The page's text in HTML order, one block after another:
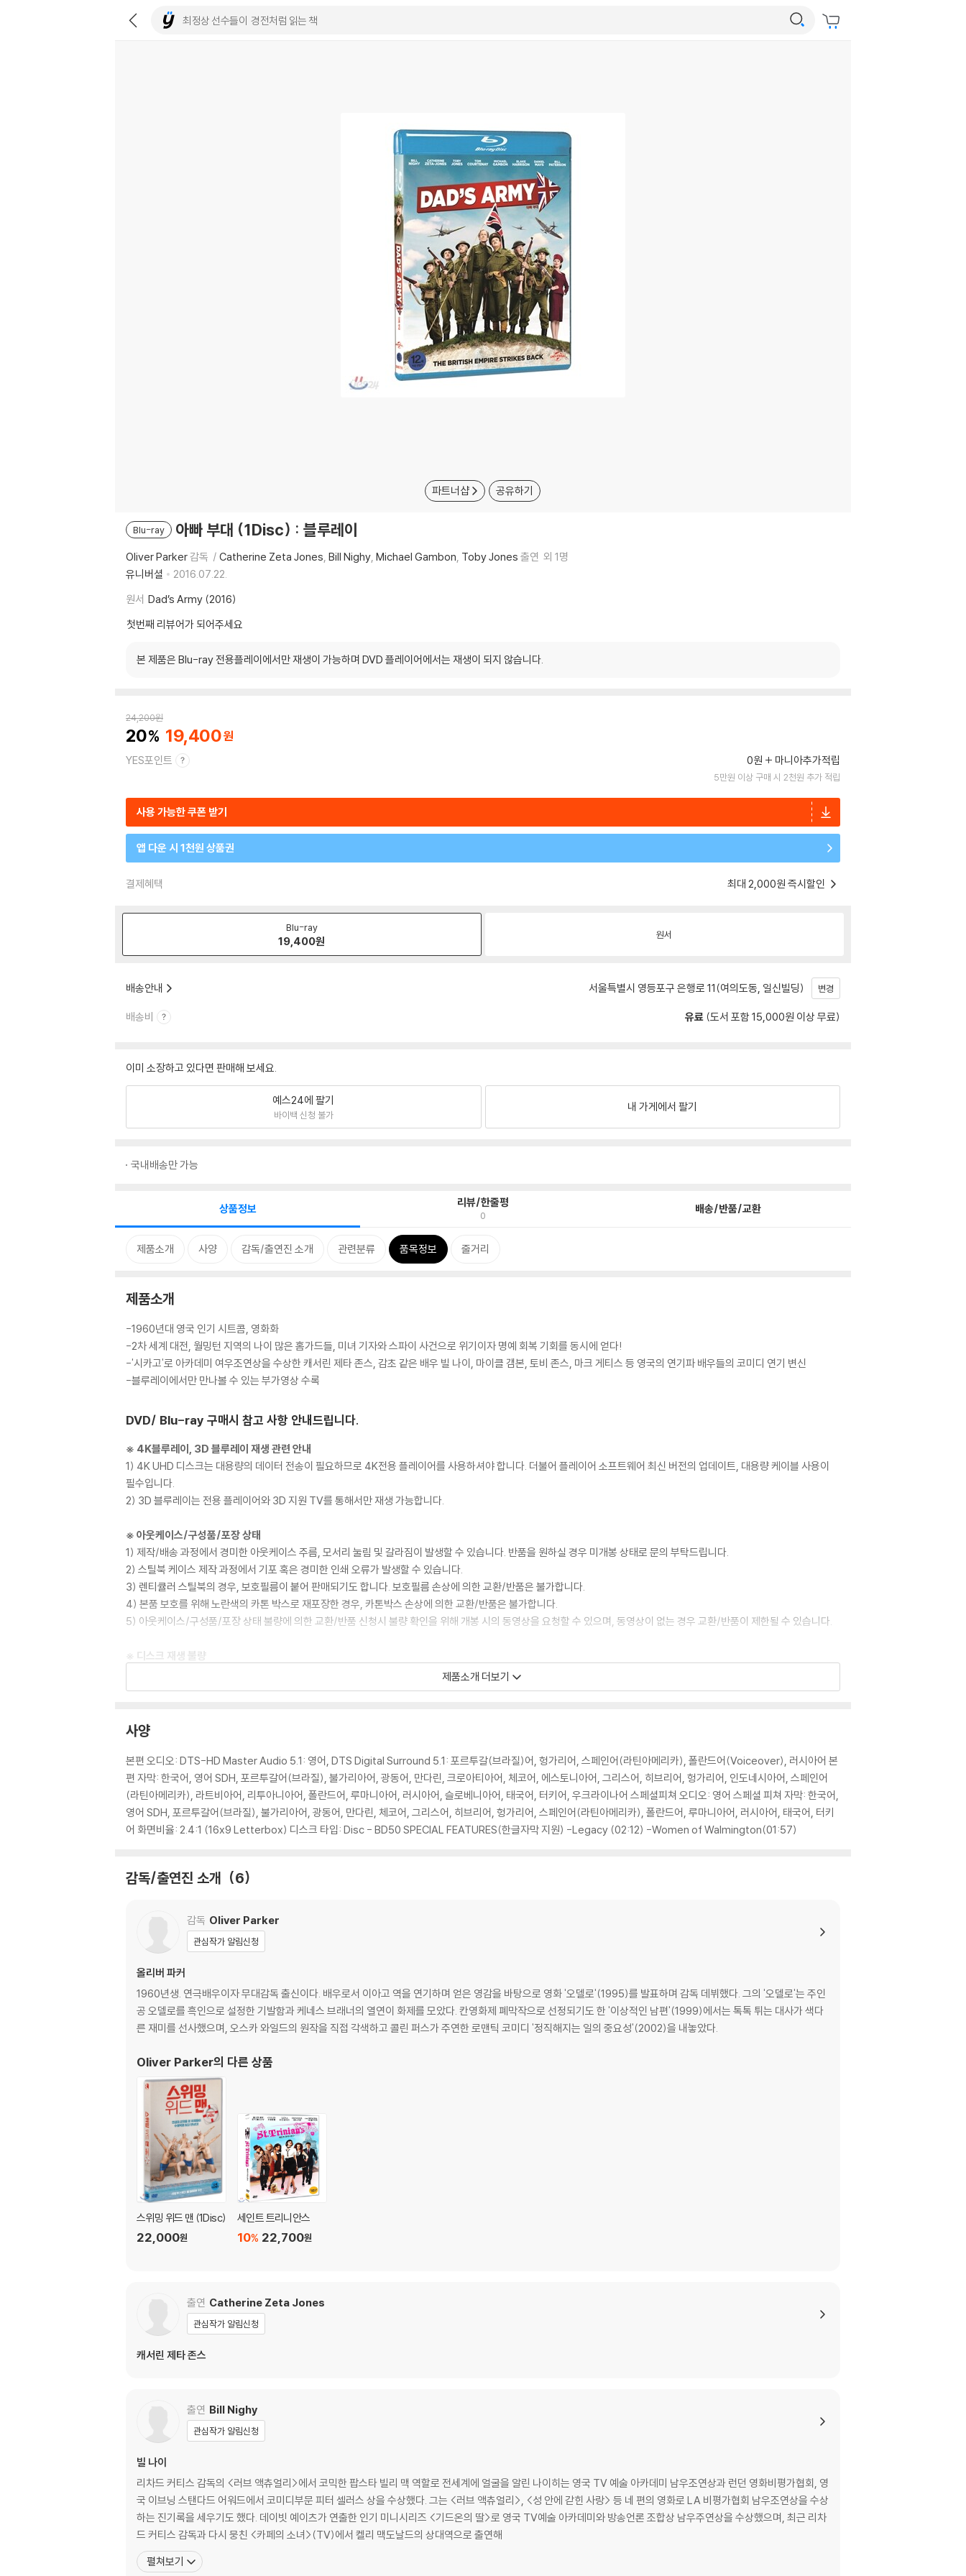
파트너샵 공유하기
Blu-ray 아빠 부대 (1Disc) : 블루레이
Oliver Parker감독 Catherine Zeta Jones Bill Nighy Michael Gambon Toby Jones 출연 외 1명
유니버셜
2016.07.22.
원서 Dad’s Army (2016)
첫번째 리뷰어가 되어주세요
본 제품은 Blu-ray 전용플레이에서만 재생이 가능하며 DVD 플레이어에서는 재생이 되지 않습니다.
24,200원
20 19,400
YES포인트 0원 마니아추가적립
5만원 이상 구매 시 2천원 추가 적립
사용 가능한 쿠폰 받기
앱 다운 시 1천원 상품권
결제혜택 최대 2,000원 즉시할인
Blu-ray
19,400원 원서
배송안내 서울특별시 영등포구 은행로 11(여의도동, 일신빌딩) 변경
배송비 유료 (도서 포함 15,000원 이상 무료)
이미 소장하고 있다면 판매해 보세요.
예스24에 팔기
바이백 신청 불가
내 가게에서 팔기
국내배송만 가능
상품정보 리뷰/한줄평
0 배송/반품/교환
제품소개 사양 감독/출연진 소개 관련분류 품목정보 줄거리
제품소개
-1960년대 영국 인기 시트콤, 영화화
-2차 세계 대전, 월밍턴 지역의 나이 많은 홈가드들, 미녀 기자와 스파이 사건으로 위기이자 명예 회복 기회를 동시에 얻다!
-'시카고'로 아카데미 여우조연상을 수상한 캐서린 제타 존스, 감초 같은 배우 빌 나이, 마이클 갬본, 토비 존스, 마크 게티스 등 영국의 연기파 배우들의 코미디 연기 변신
-블루레이에서만 만나볼 수 있는 부가영상 수록
DVD/ Blu-ray 구매시 참고 사항 안내드립니다.
※ 4K블루레이, 3D 블루레이 재생 관련 안내
1) 4K UHD 디스크는 대용량의 데이터 전송이 필요하므로 4K전용 플레이어를 사용하셔야 합니다. 더불어 플레이어 소프트웨어 최신 버전의 업데이트, 대용량 케이블 사용이
필수입니다.
2) 3D 블루레이는 전용 플레이어와 3D 지원 TV를 통해서만 재생 가능합니다.
※ 아웃케이스/구성품/포장 상태
1) 제작/배송 과정에서 경미한 아웃케이스 주름, 모서리 눌림 및 갈라짐이 발생할 수 있습니다. 반품을 원하실 경우 미개봉 상태로 문의 부탁드립니다.
2) 스틸북 케이스 제작 과정에서 기포 혹은 경미한 인쇄 오류가 발생할 수 있습니다.
3) 렌티큘러 스틸북의 경우, 보호필름이 붙어 판매되기도 합니다. 보호필름 손상에 의한 교환/반품은 불가합니다.
4) 본품 보호를 위해 노란색의 카톤 박스로 재포장한 경우, 카톤박스 손상에 의한 교환/반품은 불가합니다.
5) 아웃케이스/구성품/포장 상태 불량에 의한 교환/반품 신청시 불량 확인을 위해 개봉 시의 동영상을 요청할 수 있으며, 동영상이 없는 경우 교환/반품이 제한될 수 있습니다.
※ 디스크 재생 불량
1) 기기 문제로 인해 발생하는 재생 불량 현상에 대해서는 반품/교환이 불가하니 최신 소프트웨어로 업데이트된 DVD/BD 전용 기기에서 재생하실 것을 권유해 드립니다.
2) 정전기와 먼지로 인해 재생이 원활하지 않은 경우가 있습니다. 디스크를 마른 천으로 닦으시거나, DVD 클리너 등 전용 제품을 이용하면 대부분 해결됩니다.
량의 경우 교환 시에도 동일한 오류가 발생할 수 있음을 알려드립니다.
※ 디스크 외관 불량
디스크에 미세한 잔 흠집이 남아있거나 인쇄 면이 깨끗하지 않은 경우가 있으며, 상품의 불량이 아닙니다. 단, 재생에 이상이 있는 경우에는 불량으로 인한 반품/교환이 가능합니
다.
※ 교환/반품 안내
2) 사양 오인지, 오 구매, 변심 사유로의 반품은 제품 개봉 전에만 운임비 부담 후 처리 가능합니다.
4) 한정판 상품의 변심, 오구매로 인한 반품은 회송된 상품의 상태 확인 후 진행이 가능합니다. 택배 이동 중 파손이 발생하지 않도록 완충 포장을 부탁드립니다.
제품소개 더보기
사양
본편 오디오: DTS-HD Master Audio 5.1: 영어, DTS Digital Surround 5.1: 포르투갈(브라질)어, 헝가리어, 스페인어(라틴아메리카), 폴란드어(Voiceover), 러시아어 본
편 자막: 한국어, 영어 SDH, 포르투갈어(브라질), 불가리아어, 광동어, 만다린, 크로아티아어, 체코어, 에스토니아어, 그리스어, 히브리어, 헝가리어, 인도네시아어, 스페인어
(라틴아메리카), 라트비아어, 리투아니아어, 폴란드어, 루마니아어, 러시아어, 슬로베니아어, 태국어, 터키어, 우크라이나어 스페셜피쳐 오디오: 영어 스페셜 피쳐 자막: 한국어,
영어 SDH, 포르투갈어(브라질), 불가리아어, 광동어, 만다린, 체코어, 그리스어, 히브리어, 헝가리어, 스페인어(라틴아메리카), 폴란드어, 루마니아어, 러시아어, 태국어, 터키
어 화면비율: 2.4:1 (16x9 Letterbox) 디스크 타입: Disc - BD50 SPECIAL FEATURES(한글자막 지원) -Legacy (02:12) -Women of Walmington(01:57)
감독/출연진 소개 6
감독 Oliver Parker
관심작가 알림신청
올리버 파커
1960년생. 연극배우이자 무대감독 출신이다. 배우로서 이아고 역을 연기하며 얻은 영감을 바탕으로 영화 '오델로'(1995)를 발표하며 감독 데뷔했다. 그의 '오델로'는 주인
공 오델로를 흑인으로 설정한 기발함과 케네스 브래너의 열연이 화제를 모았다. 칸영화제 폐막작으로 선정되기도 한 '이상적인 남편'(1999)에서는 톡톡 튀는 대사가 색다
른 재미를 선사했으며, 오스카 와일드의 원작을 직접 각색하고 콜린 퍼스가 주연한 로맨틱 코미디 '정직해지는 일의 중요성'(2002)을 내놓았다.
Oliver Parker의 다른 상품
스위밍 위드 맨 (1Disc)
22,000원
세인트 트리니안스
22,700원
10%
출연 Catherine Zeta Jones
관심작가 알림신청
캐서린 제타 존스
출연 Bill Nighy
관심작가 알림신청
빌 나이
리차드 커티스 감독의 <러브 액츄얼리>에서 코믹한 팝스타 빌리 맥 역할로 전세계에 얼굴을 알린 나이히는 영국 TV 예술 아카데미 남우조연상과 런던 영화비평가협회, 영
국 이브닝 스탠다드 어워드에서 코미디부문 피터 셀러스 상을 수상했다. 그는 <러브 액츄얼리>, <성 안에 갇힌 사랑> 등 네 편의 영화로 LA 비평가협회 남우조연상을 수상
하는 진기록을 세우기도 했다. 데이빗 예이츠가 연출한 인기 미니시리즈 <기드온의 딸>로 영국 TV예술 아카데미와 방송언론 조합상 남우주연상을 수상했으며, 최근 리차
드 커티스 감독과 다시 뭉친 <카페의 소녀>(TV)에서 켈리 맥도날드의 상대역으로 출연해
펼쳐보기